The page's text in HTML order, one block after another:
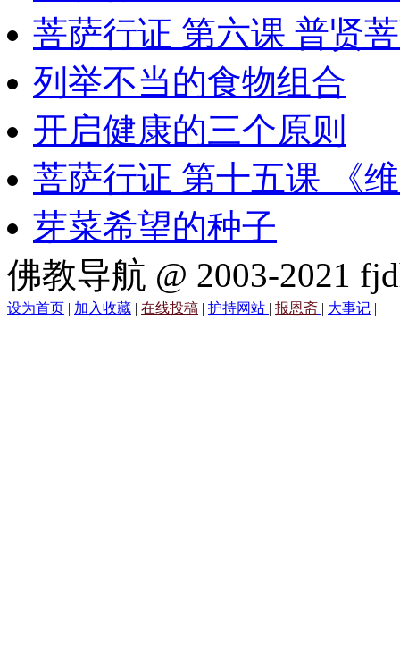
菩萨行证 第六课 普贤
列举不当的食物组合
开启健康的三个原则
菩萨行证 第十五课 《
芽菜希望的种子
佛教导航 @ 2003-2021
设为首页 | 加入收藏 | 在线投稿 | 护持网站 | 报恩斋 | 大事记 |